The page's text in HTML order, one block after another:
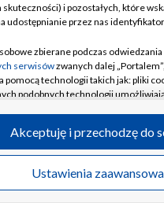
Telewizja Cyfrowa
o nadawcy
dla prasy
przetargowe
Pomoc
Kontakt
Kanały
©2026 Telewizja Polska S.A. w
i pozostałych, które
udostępnianie przez nas
zbierane podczas
serwisówzwanych dalej
pomocą technologii takich jak: pliki
podobnych technologii
zbierane podczas odwiedzania
serwisówna Portalu, takie jak
Ustawienia
Akceptuję i przechodzę do